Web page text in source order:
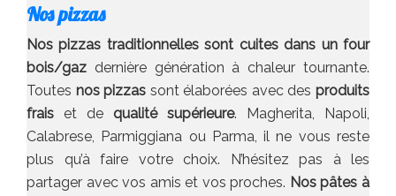
Nos pizzas
Nos pizzas traditionnelles sont cuites dans un four
bois/gaz dernière génération à chaleur tournante.
Toutes nos pizzas sont élaborées avec desproduits
frais et de qualité supérieure. Magherita, Napoli,
Calabrese, Parmiggiana ou Parma, il ne vous reste
plus qu’à faire votre choix. N’hésitez pas à les
partager avec vos amis et vos proches. Nos pâtes à